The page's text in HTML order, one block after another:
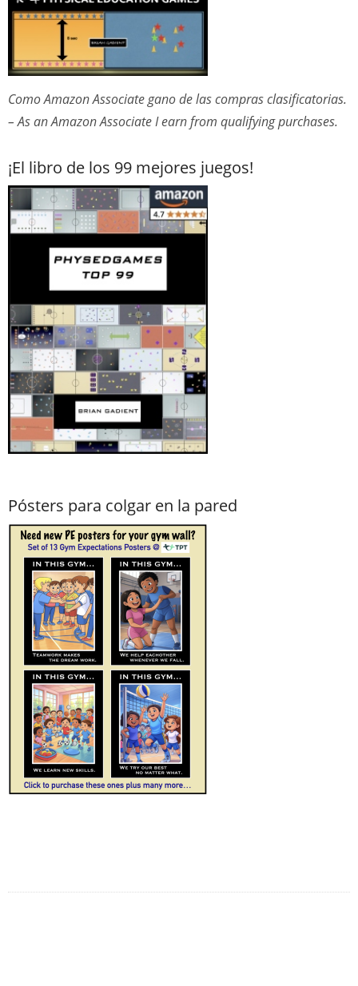
Como Amazon Associate gano de las compras clasificatorias.
– As an Amazon Associate I earn from qualifying purchases.
¡El libro de los 99 mejores juegos!
Pósters para colgar en la pared